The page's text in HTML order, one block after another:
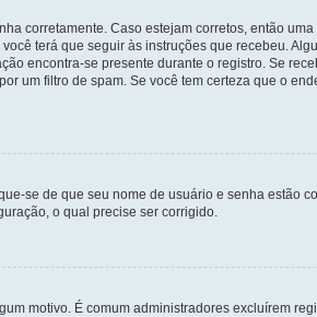
corretamente. Caso estejam corretos, então
terá que seguir às instruções que recebeu.
encontra-se presente durante o registro. Se
um filtro de spam. Se você tem certeza que o
se de que seu nome de usuário e senha estão
o qual precise ser corrigido.
motivo. É comum administradores excluírem